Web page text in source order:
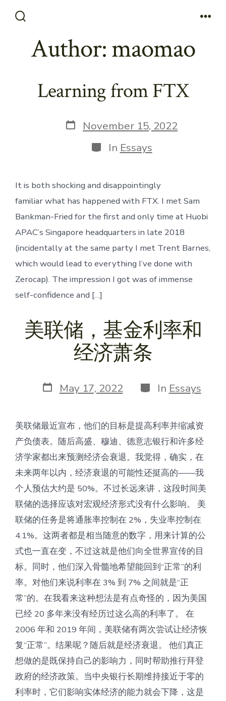
Toggle
Author:maomao
Learning from FTX
Post
date
November 15, 2022
Categories
In Essays
It is both shocking and disappointingly
familiar what has happened with FTX. I met Sam
Bankman-Fried for the first and only time at Huobi
APAC’s Singapore headquarters in late 2018
(incidentally at the same party I met Trent Barnes,
which would lead to everything I’ve done with
Zerocap). The impression I got was of immense
self-confidence and […]
美联储，基金利率和
经济萧条
Post
date
May 17, 2022 Categories
In Essays
美联储最近宣布，他们的目标是提高利率并缩减资
产负债表。随后高盛、穆迪、德意志银行和许多经
济学家都出来预测经济会衰退。我觉得，确实，在
未来两年以内，经济衰退的可能性还挺高的——我
个人预估大约是 50%。不过长远来讲，这段时间美
联储的选择应该对宏观经济形式没有什么影响。 美
联储的任务是将通胀率控制在 2%，失业率控制在
4.1%。这两者都是相当随意的数字，用来计算的公
式也一直在变，不过这就是他们向全世界宣传的目
标。同时，他们深入骨髓地希望能回到“正常”的利
率。对他们来说利率在 3% 到 7% 之间就是“正
常”的。在我看来这种想法是有点奇怪的，因为美国
已经 20 多年来没有经历过这么高的利率了。 在
2006 年和 2019 年间，美联储有两次尝试让经济恢
复“正常”。结果呢？随后就是经济衰退。 他们真正
想做的是既保持自己的影响力，同时帮助推行拜登
政府的经济政策。当中央银行长期维持接近于零的
利率时，它们影响实体经济的能力就会下降，这是